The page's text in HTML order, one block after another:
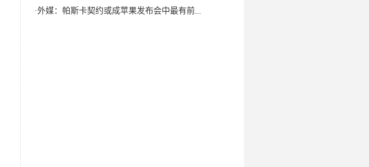
·外媒：帕斯卡契约或成苹果发布会中最有前...